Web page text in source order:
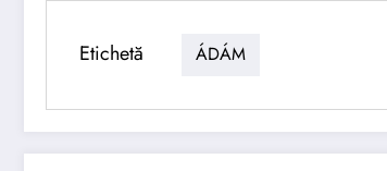
Etichetă ÁDÁM